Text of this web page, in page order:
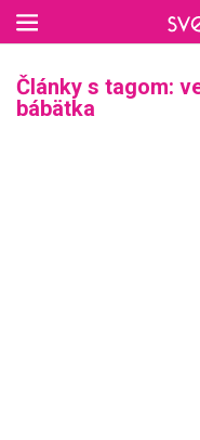
Články s tagom:
bábätka